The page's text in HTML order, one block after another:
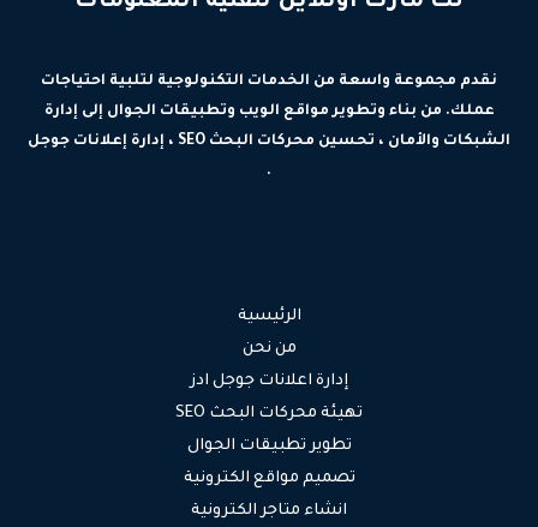
نقدم مجموعة واسعة من الخدمات التكنولوجية لتلبية احتياجات
عملك. من بناء وتطوير مواقع الويب وتطبيقات الجوال إلى إدارة
الشبكات والأمان ، تحسين محركات البحث SEO ، إدارة إعلانات جوجل
.
الرئيسية
من نحن
إدارة اعلانات جوجل ادز
تهيئة محركات البحث SEO
تطوير تطبيقات الجوال
تصميم مواقع الكترونية
انشاء متاجر الكترونية